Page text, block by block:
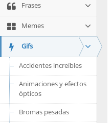
Frases
Memes
Gifs
Accidentes increíbles
Animaciones y efectos
ópticos
Bromas pesadas